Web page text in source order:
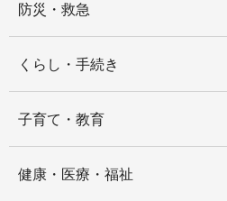
防災・救急
くらし・手続き
子育て・教育
健康・医療・福祉